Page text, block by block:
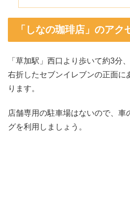
「しなの珈琲店」のアク
「草加駅」西口より歩いて約3分
右折したセブンイレブンの正面に
ります。
店舗専用の駐車場はないので、車
グを利用しましょう。